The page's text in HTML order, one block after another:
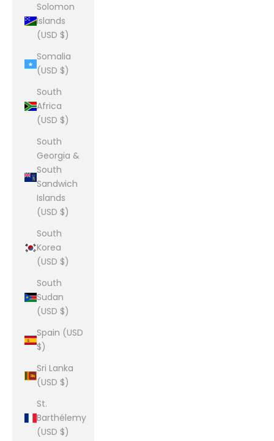
Solomon
Islands
(USD $)
Somalia
(USD $)
South
Africa
(USD $)
South
Georgia &
South
Sandwich
Islands
(USD $)
South
Korea
(USD $)
South
Sudan
(USD $)
Spain (USD
$)
Sri Lanka
(USD $)
St.
Barthélemy
(USD $)